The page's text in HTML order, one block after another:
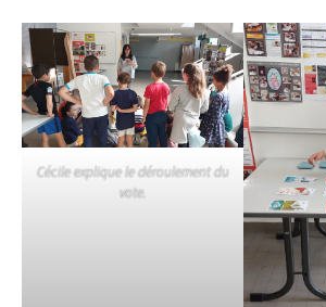
Cécile explique le déroulement du
vote.